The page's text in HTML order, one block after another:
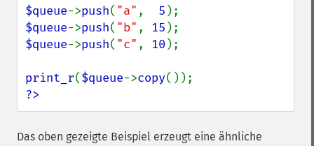
$queue->push( "a" , 5
$queue->push( "b" , 15
$queue->push( "c" , 10 );
print_r($queue->copy
?>
Das oben gezeigte Beispiel erzeugt eine ähnliche